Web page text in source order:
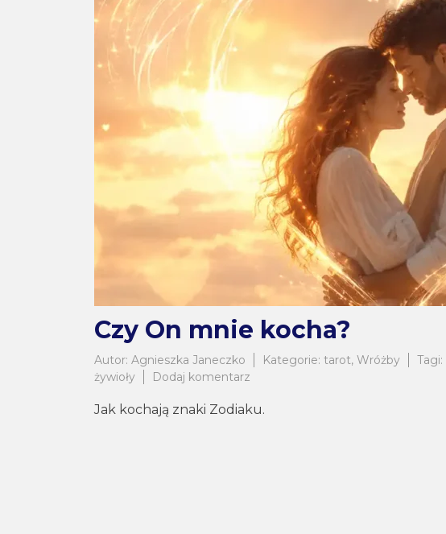
Czy On mnie kocha?
Autor: Agnieszka Janeczko Kategorie: tarot, Wróżby Tagi:
żywioły
Dodaj komentarz
On
Jak kochają znaki Zodiaku.